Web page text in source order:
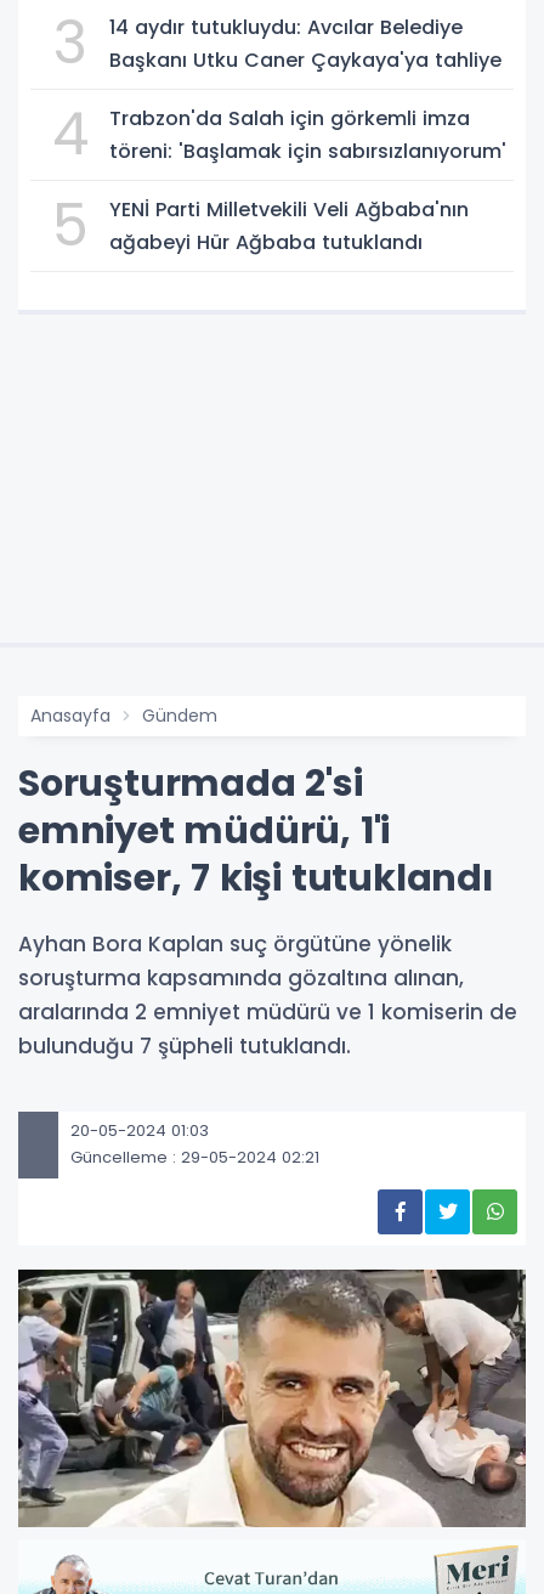
3
14 aydır tutukluydu: Avcılar Belediye
Başkanı Utku Caner Çaykaya'ya tahliye
4
Trabzon'da Salah için görkemli imza
töreni: 'Başlamak için sabırsızlanıyorum'
5
YENİ Parti Milletvekili Veli Ağbaba'nın
ağabeyi Hür Ağbaba tutuklandı
Anasayfa Gündem
Soruşturmada 2'si
emniyet müdürü, 1'i
komiser, 7 kişi tutuklandı
Ayhan Bora Kaplan suç örgütüne yönelik
soruşturma kapsamında gözaltına alınan,
aralarında 2 emniyet müdürü ve 1 komiserin de
bulunduğu 7 şüpheli tutuklandı.
20-05-2024 01:03
Güncelleme : 29-05-2024 02:21